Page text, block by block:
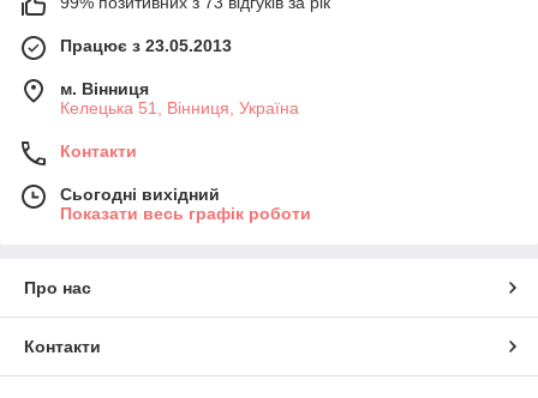
Працює з 23.05.2013
м. Вінниця
Келецька 51, Вінниця, Україна
Контакти
Сьогодні вихідний
Показати весь графік роботи
Про нас
Контакти